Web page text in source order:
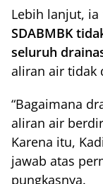
Lebih lanjut, ia
SDABMBK
seluruh
aliran air tidak
“Bagaimana
aliran air
Karena itu,
jawab atas
pungkasnya.